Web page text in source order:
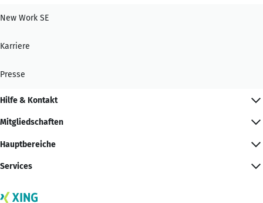
New Work SE
Karriere
Presse
Hilfe & Kontakt
Mitgliedschaften
Hauptbereiche
Services